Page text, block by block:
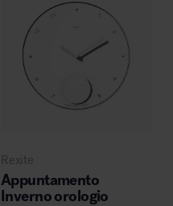
Rexite
Appuntamento
Inverno orologio